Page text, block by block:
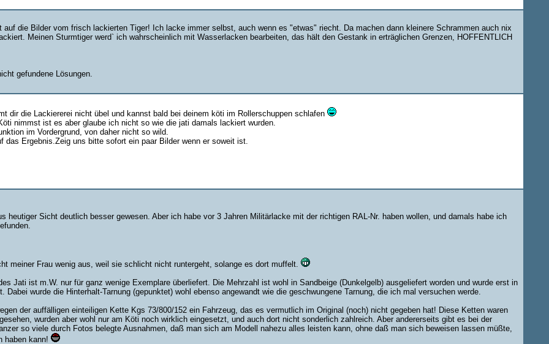
auf die Bilder vom frisch lackierten Tiger! Ich lacke immer selbst, auch wenn es "etwas" riecht. Da machen dann kleinere Schrammen auch nix
Meinen Sturmtiger werd` ich wahrscheinlich mit Wasserlacken bearbeiten, das hält den Gestank in erträglichen Grenzen, HOFFENTLICH
gefundene Lösungen.
dir die Lackiererei nicht übel und kannst bald bei deinem köti im Rollerschuppen schlafen
nimmst ist es aber glaube ich nicht so wie die jati damals lackiert wurden.
im Vordergrund, von daher nicht so wild.
das Ergebnis.Zeig uns bitte sofort ein paar Bilder wenn er soweit ist.
heutiger Sicht deutlich besser gewesen. Aber ich habe vor 3 Jahren Militärlacke mit der richtigen RAL-Nr. haben wollen, und damals habe ich
meiner Frau wenig aus, weil sie schlicht nicht runtergeht, solange es dort muffelt.
Jati ist m.W. nur für ganz wenige Exemplare überliefert. Die Mehrzahl ist wohl in Sandbeige (Dunkelgelb) ausgeliefert worden und wurde erst in
Dabei wurde die Hinterhalt-Tarnung (gepunktet) wohl ebenso angewandt wie die geschwungene Tarnung, die ich mal versuchen werde.
der auffälligen einteiligen Kette Kgs 73/800/152 ein Fahrzeug, das es vermutlich im Original (noch) nicht gegeben hat! Diese Ketten waren
wurden aber wohl nur am Köti noch wirklich eingesetzt, und auch dort nicht sonderlich zahlreich. Aber andererseits gibt es bei der
so viele durch Fotos belegte Ausnahmen, daß man sich am Modell nahezu alles leisten kann, ohne daß man sich beweisen lassen müßte,
haben kann!